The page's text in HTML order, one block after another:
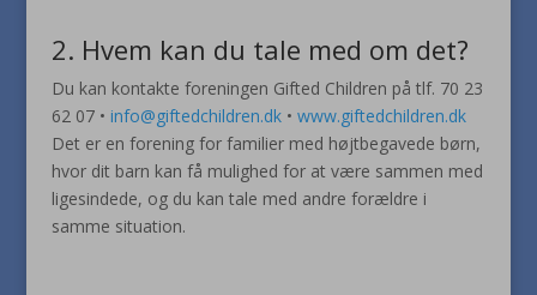
2. Hvem kan du tale med om det?
Du kan kontakte foreningen Gifted Children på tlf. 70 23
62 07 • info@giftedchildren.dk• www.giftedchildren.dk
Det er en forening for familier med højtbegavede børn,
hvor dit barn kan få mulighed for at være sammen med
ligesindede, og du kan tale med andre forældre i
samme situation.